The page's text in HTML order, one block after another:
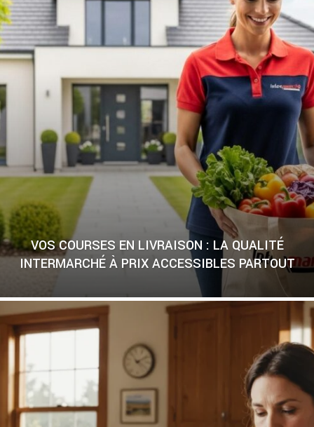
VOS COURSES EN LIVRAISON : LA QUALITÉ
INTERMARCHÉ À PRIX ACCESSIBLES PARTOUT